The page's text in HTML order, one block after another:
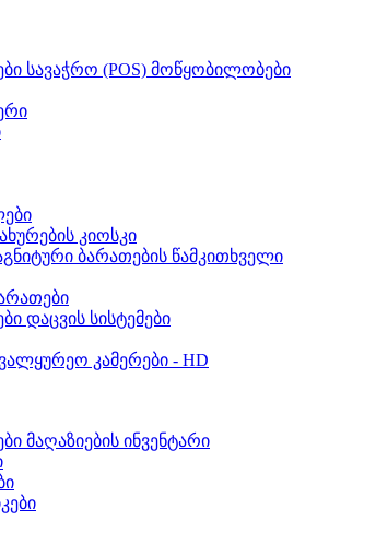
სავაჭრო (POS) მოწყობილობები
კიოსკი
ბარათების წამკითხველი
დაცვის სისტემები
კამერები - HD
მაღაზიების ინვენტარი